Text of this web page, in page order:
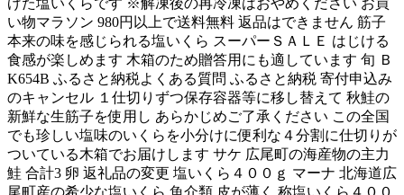
い物マラソン 980円以上で送料無料 返品はできません 筋子
本来の味を感じられる塩いくら スーパーＳＡＬＥ はじける
食感が楽しめます 木箱のため贈答用にも適しています 旬 Ｂ
K654B ふるさと納税よくある質問 ふるさと納税 寄付申込み
のキャンセル １仕切りずつ保存容器等に移し替えて 秋鮭の
新鮮な生筋子を使用し あらかじめご了承ください この全国
でも珍しい塩味のいくらを小分けに便利な４分割に仕切りが
ついている木箱でお届けします サケ 広尾町の海産物の主力
鮭 合計3 卵 返礼品の変更 塩いくら４００ｇ マーナ 北海道広
尾町産の希少な塩いくら 魚介類 皮が薄く 称塩いくら４００